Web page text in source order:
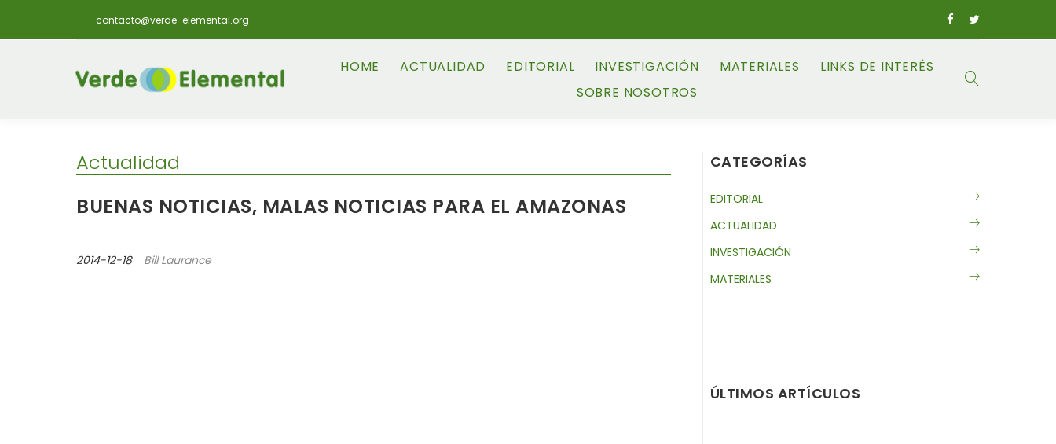
contacto@verde-elemental.org
HOME ACTUALIDAD EDITORIAL INVESTIGACIÓN MATERIALES
LINKS DE INTERÉS
SOBRE NOSOTROS
Actualidad
BUENAS NOTICIAS, MALAS NOTICIAS PARA EL AMAZONAS
2014-12-18 Bill Laurance
CATEGORÍAS
EDITORIAL
ACTUALIDAD
INVESTIGACIÓN
MATERIALES
ÚLTIMOS ARTÍCULOS